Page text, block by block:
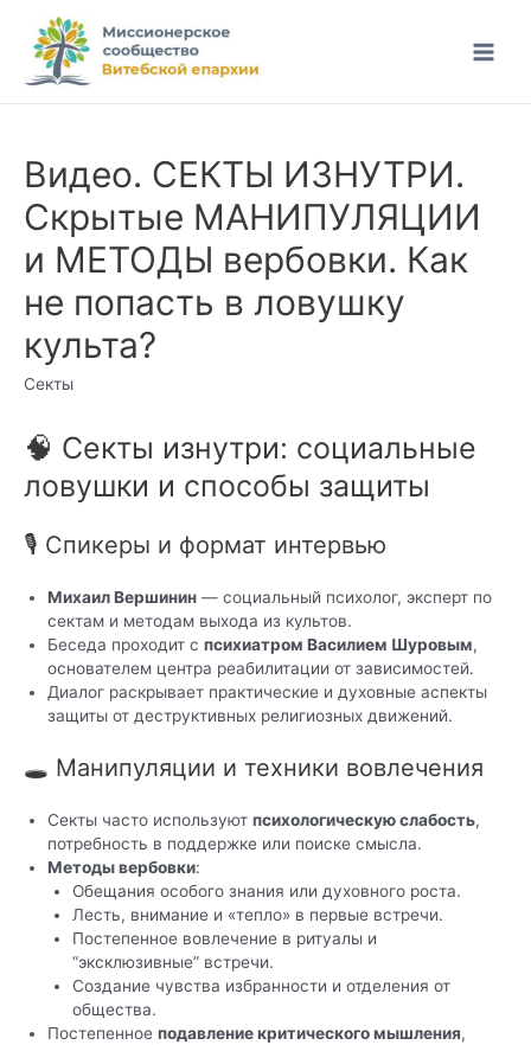
Перейти
содержимому
Main
Видео. СЕКТЫ ИЗНУТРИ.
Скрытые МАНИПУЛЯЦИИ
и МЕТОДЫ вербовки. Как
не попасть в ловушку
культа?
Секты
🧠 Секты изнутри: социальные
ловушки и способы защиты
🎙 Спикеры и формат интервью
Михаил Вершинин — социальный психолог, эксперт по
сектам и методам выхода из культов.
Беседа проходит с психиатром Василием Шуровым,
основателем центра реабилитации от зависимостей.
Диалог раскрывает практические и духовные аспекты
защиты от деструктивных религиозных движений.
🕳 Манипуляции и техники вовлечения
Секты часто используют психологическую слабость,
потребность в поддержке или поиске смысла.
Методы вербовки:
Обещания особого знания или духовного роста.
Лесть, внимание и «тепло» в первые встречи.
Постепенное вовлечение в ритуалы и
“эксклюзивные” встречи.
Создание чувства избранности и отделения от
общества.
Постепенное подавление критического мышления,